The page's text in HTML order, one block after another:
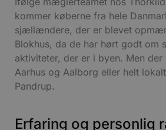
kommer køberne fra hele
sjællændere, der er blevet
Blokhus, da de har hørt godt om
aktiviteter, der er i byen. Men
Aarhus og Aalborg eller helt
Pandrup.
Erfaring og personlig